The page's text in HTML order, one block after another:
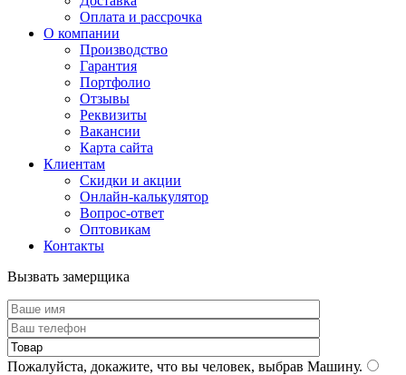
Оплата и рассрочка
О компании
Производство
Гарантия
Портфолио
Отзывы
Реквизиты
Вакансии
Карта сайта
Клиентам
Скидки и акции
Онлайн-калькулятор
Вопрос-ответ
Оптовикам
Контакты
Вызвать замерщика
Пожалуйста, докажите, что вы человек, выбрав Машину.